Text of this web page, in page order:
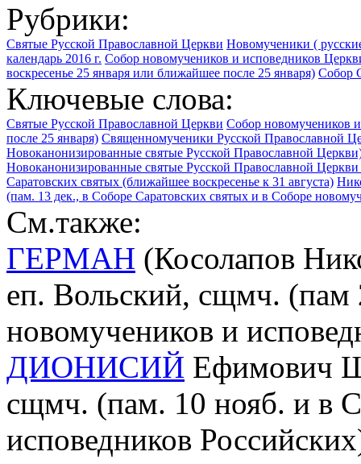
Рубрики:
Святые Русской Православной Церкви Новомученики (
календарь 2016 г. Собор новомучеников и исповедников
воскресенье 25 января или ближайшее после 25 января) Собор
Ключевые слова:
Святые Русской Православной Церкви Собор новомучеников
после 25 января) Священномученики Русской Православной
Новоканонизированные святые Русской Православной
Новоканонизированные святые Русской Православной
Саратовских святых (ближайшее воскресенье к 31 августа)
(пам. 13 дек., в Соборе Саратовских святых и в Соборе
См.также:
ГЕРМАН (Косолапов
еп. Вольский, сщмч. (пам
новомучеников и
ДИОНИСИЙ Ефимович
сщмч. (пам. 10 нояб. и в
исповедников